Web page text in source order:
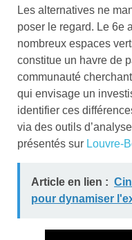
Les alternatives ne
poser le regard. Le 6e
nombreux espaces
constitue un havre de
communauté
qui envisage un
identifier ces
via des outils
présentés sur Louvre-
Article en lien :
pour dynamiser